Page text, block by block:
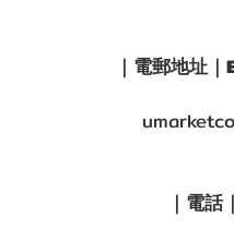
｜電郵地址
｜電話